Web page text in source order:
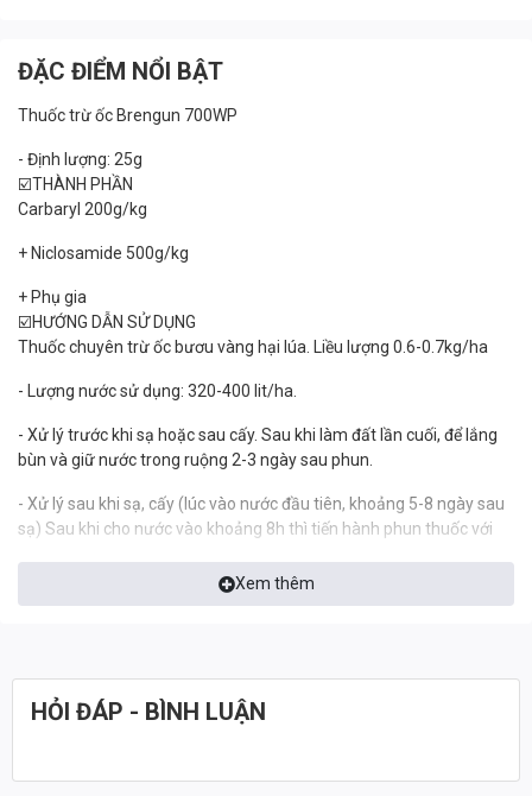
ĐẶC ĐIỂM NỔI BẬT
Thuốc trừ ốc Brengun 700WP
- Định lượng: 25g
☑️THÀNH PHẦN
Carbaryl 200g/kg
+ Niclosamide 500g/kg
+ Phụ gia
☑️HƯỚNG DẪN SỬ DỤNG
Thuốc chuyên trừ ốc bươu vàng hại lúa. Liều lượng 0.6-0.7kg/ha
- Lượng nước sử dụng: 320-400 lit/ha.
- Xử lý trước khi sạ hoặc sau cấy. Sau khi làm đất lần cuối, để lắng
bùn và giữ nước trong ruộng 2-3 ngày sau phun.
- Xử lý sau khi sạ, cấy (lúc vào nước đầu tiên, khoảng 5-8 ngày sau
sạ) Sau khi cho nước vào khoảng 8h thì tiến hành phun thuốc với
dụng thuốc phải mang theo bảo hộ lao động như: Khẩu trang, kính
mắt, găng tay…Không súc rửa bình phun nơi nguồn nước sinh hoạt,
Xem thêm
HỎI ĐÁP - BÌNH LUẬN